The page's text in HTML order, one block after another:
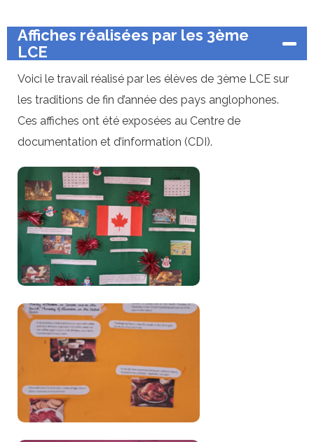
Affiches réalisées par les 3ème
LCE
Voici le travail réalisé par les élèves de 3ème LCE sur
les traditions de fin d’année des pays anglophones.
Ces affiches ont été exposées au Centre de
documentation et d’information (CDI).